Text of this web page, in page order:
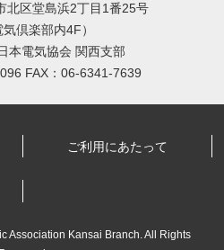
北区堂島浜2丁目1番25号
気倶楽部内4F）
本電気協会 関西支部
FAX：06-6341-7639
ご利用にあたって
Association Kansai Branch. All Rights